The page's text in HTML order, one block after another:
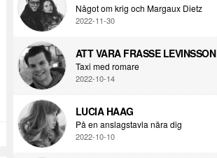
Något om krig och Margaux Dietz
2022-11-30
ATT VARA FRASSE LEVINSSON
Taxi med romare
2022-10-14
LUCIA HAAG
På en anslagstavla nära dig
2022-10-10